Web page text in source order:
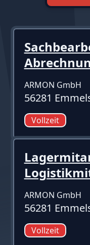
ARMON GmbH
56281
Vollzeit
ARMON GmbH
56281
Vollzeit